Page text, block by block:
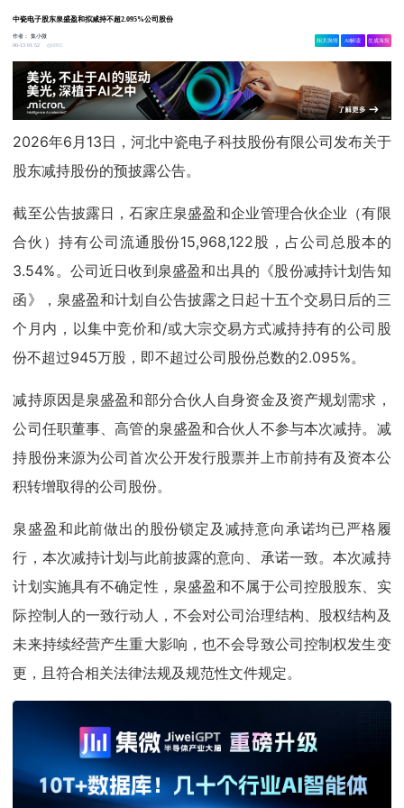
中瓷电子股东泉盛盈和拟减持不超2.095%公司股份
作者：集小微
06-13 01:52
6893
相关舆情 AI解读 生成海报
2026年6月13日，河北中瓷电子科技股份有限公司发布关于
股东减持股份的预披露公告。
截至公告披露日，石家庄泉盛盈和企业管理合伙企业（有限
合伙）持有公司流通股份15,968,122股，占公司总股本的
3.54%。公司近日收到泉盛盈和出具的《股份减持计划告知
函》，泉盛盈和计划自公告披露之日起十五个交易日后的三
个月内，以集中竞价和/或大宗交易方式减持持有的公司股
份不超过945万股，即不超过公司股份总数的2.095%。
减持原因是泉盛盈和部分合伙人自身资金及资产规划需求，
公司任职董事、高管的泉盛盈和合伙人不参与本次减持。减
持股份来源为公司首次公开发行股票并上市前持有及资本公
积转增取得的公司股份。
泉盛盈和此前做出的股份锁定及减持意向承诺均已严格履
行，本次减持计划与此前披露的意向、承诺一致。本次减持
计划实施具有不确定性，泉盛盈和不属于公司控股股东、实
际控制人的一致行动人，不会对公司治理结构、股权结构及
未来持续经营产生重大影响，也不会导致公司控制权发生变
更，且符合相关法律法规及规范性文件规定。